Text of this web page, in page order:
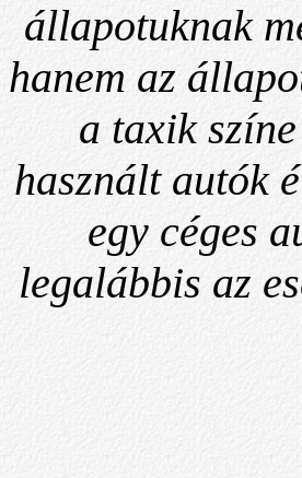
állapotuknak
hanem az
a taxik
használt autók
egy céges
legalábbis az